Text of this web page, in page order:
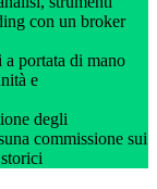
con un broker
portata di mano
e
degli
commissione sui